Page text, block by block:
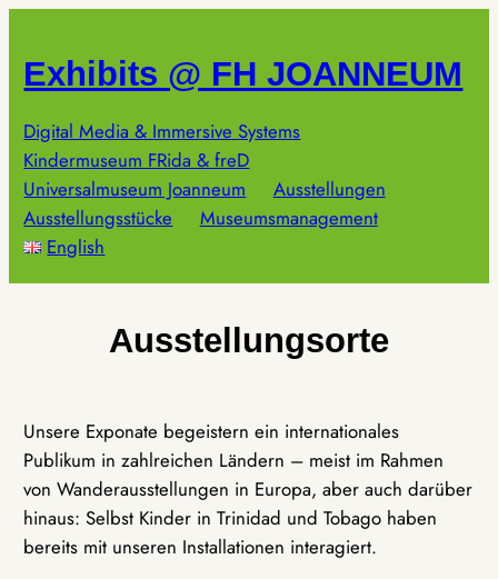
springen
Exhibits @ FH JOANNEUM
Digital Media & Immersive Systems
Kindermuseum FRida & freD
Universalmuseum Joanneum
Ausstellungen
Ausstellungsstücke
Museumsmanagement
English
Ausstellungsorte
Unsere Exponate begeistern ein internationales
Publikum in zahlreichen Ländern – meist im Rahmen
von Wanderausstellungen in Europa, aber auch darüber
hinaus: Selbst Kinder in Trinidad und Tobago haben
bereits mit unseren Installationen interagiert.